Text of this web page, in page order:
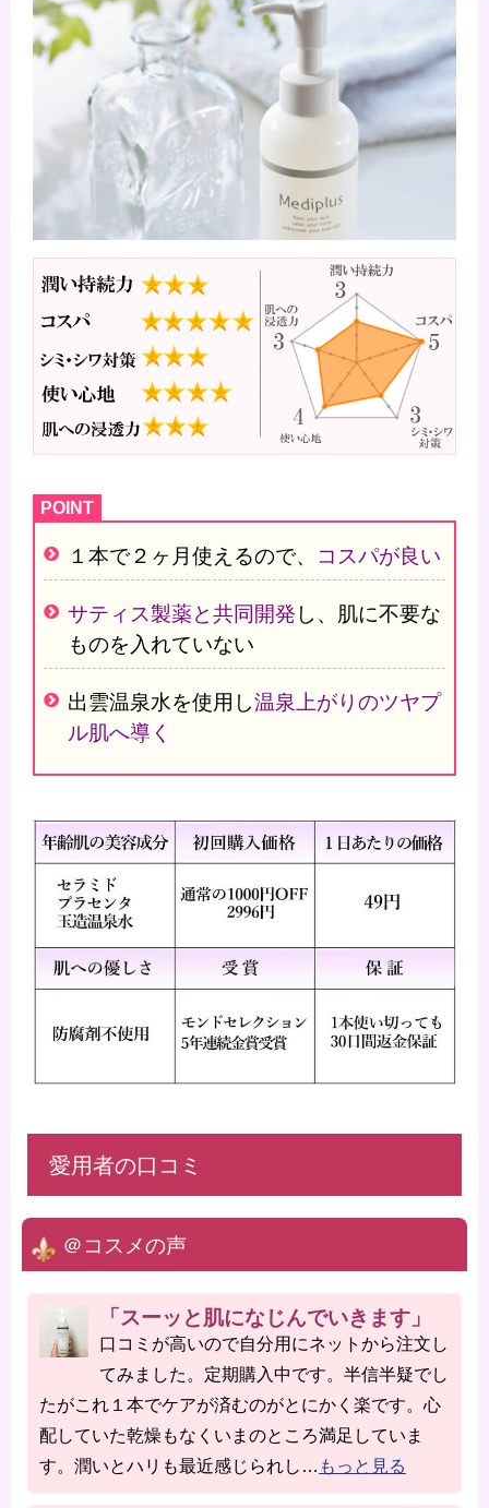
１本で２ヶ月使えるので、 コスパが良い
サティス製薬と共同開発 し、肌に不要な
ものを入れていない
出雲温泉水を使用し温泉上がりのツヤプ
ル肌へ導く
愛用者の口コミ
＠コスメの声
「スーッと肌になじんでいきます」
口コミが高いので自分用にネットから注文し
てみました。定期購入中です。半信半疑でし
たがこれ１本でケアが済むのがとにかく楽です。心
配していた乾燥もなくいまのところ満足していま
す。潤いとハリも最近感じられし … もっと見る